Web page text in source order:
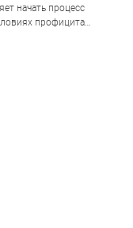
начать процесс
профицита
уже почти два